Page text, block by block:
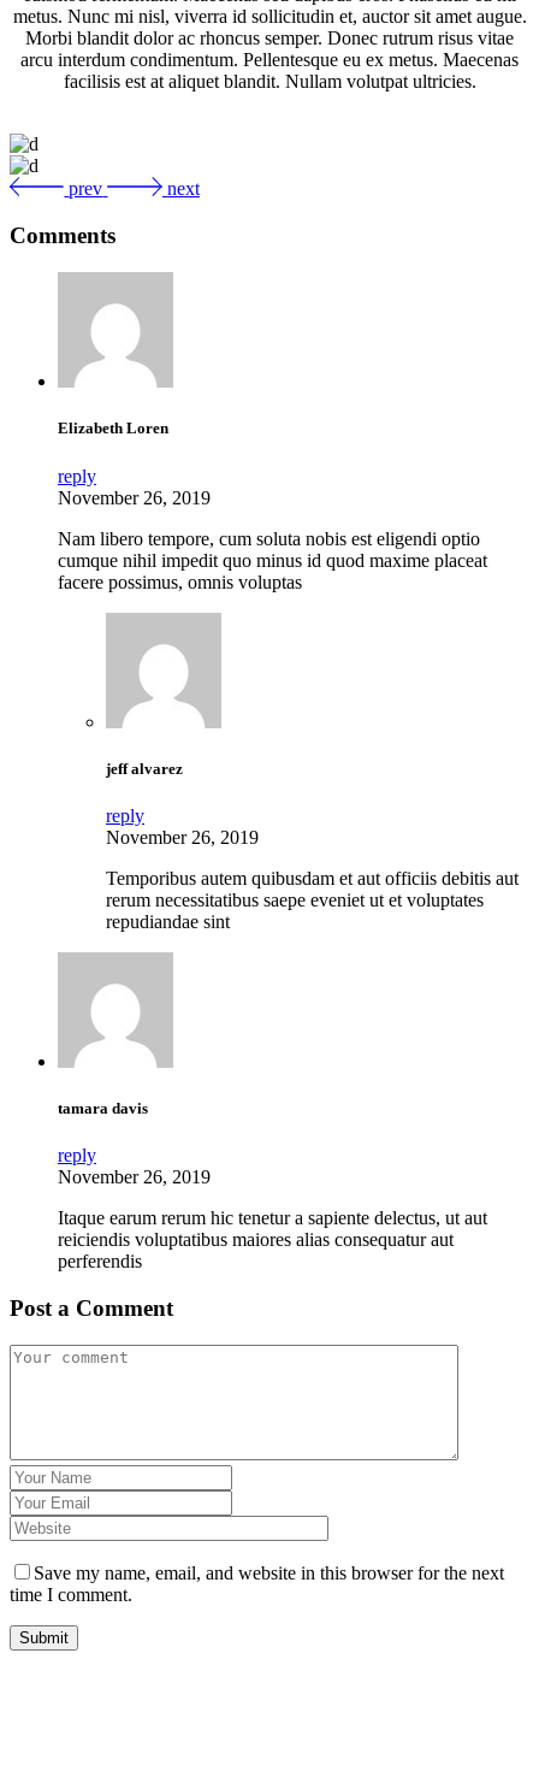
metus. Nunc mi nisl, viverra id sollicitudin et, auctor sit amet augue.
Morbi blandit dolor ac rhoncus semper. Donec rutrum risus vitae
arcu interdum condimentum. Pellentesque eu ex metus. Maecenas
facilisis est at aliquet blandit. Nullam volutpat ultricies.
prev next
Comments
Elizabeth Loren
reply
November 26, 2019
Nam libero tempore, cum soluta nobis est eligendi optio
cumque nihil impedit quo minus id quod maxime placeat
facere possimus, omnis voluptas
jeff alvarez
reply
November 26, 2019
Temporibus autem quibusdam et aut officiis debitis aut
rerum necessitatibus saepe eveniet ut et voluptates
repudiandae sint
tamara davis
reply
November 26, 2019
Itaque earum rerum hic tenetur a sapiente delectus, ut aut
reiciendis voluptatibus maiores alias consequatur aut
perferendis
Post a Comment
Save my name, email, and website in this browser for the next
time I comment.
Submit